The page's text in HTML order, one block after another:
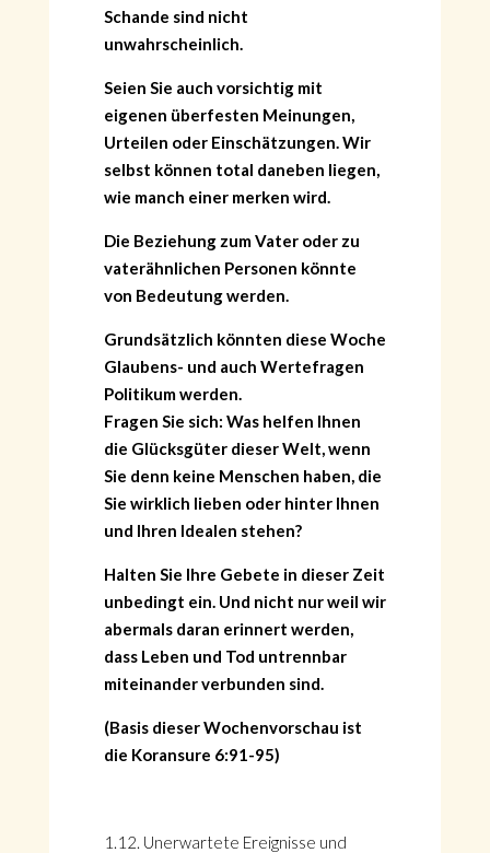
Schande sind nicht
unwahrscheinlich.
Seien Sie auch vorsichtig mit
eigenen überfesten Meinungen,
Urteilen oder Einschätzungen. Wir
selbst können total daneben liegen,
wie manch einer merken wird.
Die Beziehung zum Vater oder zu
vaterähnlichen Personen könnte
von Bedeutung werden.
Grundsätzlich könnten diese Woche
Glaubens- und auch Wertefragen
Politikum werden.
Fragen Sie sich: Was helfen Ihnen
die Glücksgüter dieser Welt, wenn
Sie denn keine Menschen haben, die
Sie wirklich lieben oder hinter Ihnen
und Ihren Idealen stehen?
Halten Sie Ihre Gebete in dieser Zeit
unbedingt ein. Und nicht nur weil wir
abermals daran erinnert werden,
dass Leben und Tod untrennbar
miteinander verbunden sind.
(Basis dieser Wochenvorschau ist
die Koransure 6:91-95)
1.12. Unerwartete Ereignisse und